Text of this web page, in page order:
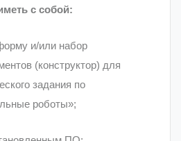
с собой:
и/или набор
(конструктор) для
задания по
роботы»;